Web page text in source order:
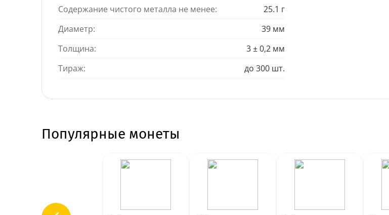
Содержание чистого металла не менее:
25.1 г
Диаметр:
39 мм
Толщина:
3 ± 0,2 мм
Тираж:
до 300 шт.
Популярные монеты